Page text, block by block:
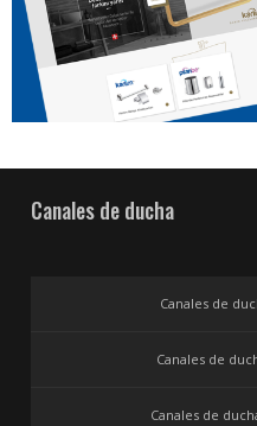
Canales de ducha
Canales de
Canales de
Canales de